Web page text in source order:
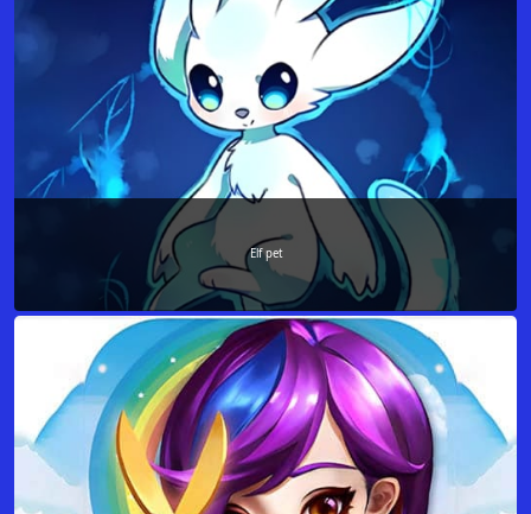
Elf pet